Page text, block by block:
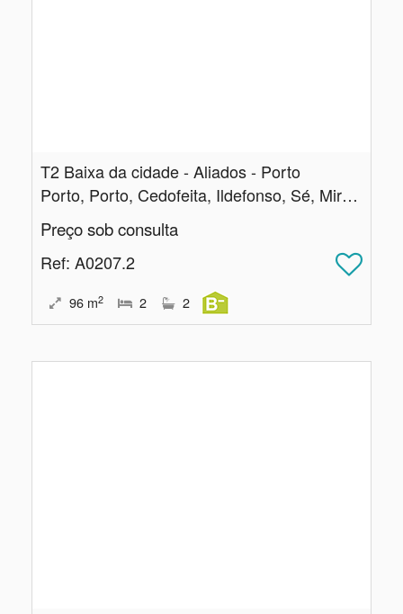
T2 Baixa da cidade - Aliados - Porto
Porto, Porto, Cedofeita, Ildefonso, Sé, Miragaia, Nicolau, Vitória
Preço sob consulta
Ref: A0207.2
96 m2 2 2